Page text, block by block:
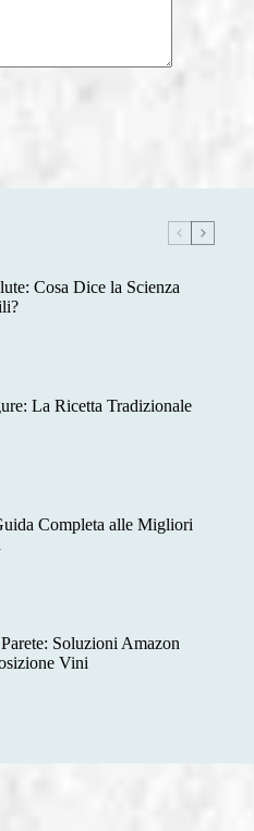
Cosa Dice la Scienza
La Ricetta Tradizionale
Completa alle Migliori
Soluzioni Amazon
Vini